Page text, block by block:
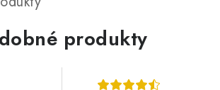
produkty